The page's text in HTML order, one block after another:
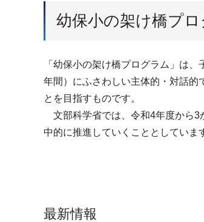
幼保小の架け橋プロ
「幼保小の架け橋プログラム」は
年間）にふさわしい主体的・対話的
とを目指すものです。
文部科学省では、令和4年度から3
中的に推進していくこととしていま
最新情報